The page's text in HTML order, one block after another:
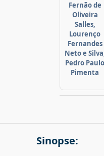
Fernão de
Oliveira
Salles,
Lourenço
Fernandes
Neto e
Pedro Paulo
Pimenta
Sinopse: